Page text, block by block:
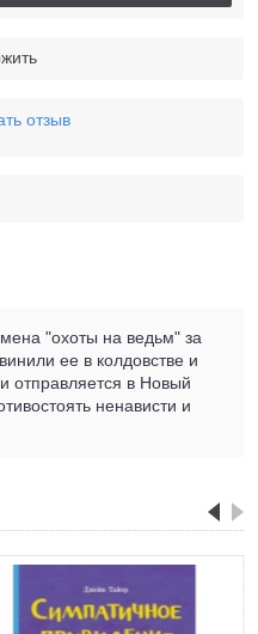
£7.50
отзыв
"охоты на ведьм" за
ее в колдовстве и
отправляется в Новый
ненависти и